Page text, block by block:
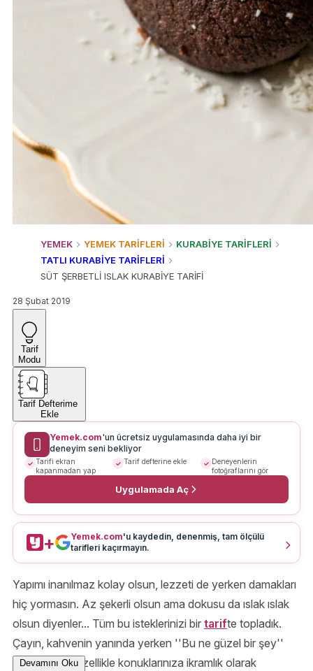
YEMEK YEMEK TARİFLERİ
KURABİYE TARİFLERİ
TATLI KURABİYE TARİFLERİ
SÜT ŞERBETLİ ISLAK KURABİYE TARİFİ
28 Şubat 2019
Tarif
Modu
Tarif Defterime
Ekle
Yemek.com'un ücretsiz uygulamasında daha iyi bir
deneyim seni bekliyor
Tarifi ekran
kapanmadan yap
Tarif defterine ekle
Deneyenlerin
fotoğraflarını gör
Uygulamada Aç
+ Yemek.com'u kaydedin, denenmiş, tam ölçülü
tarifleri kaçırmayın.
Yapımı inanılmaz kolay olsun, lezzeti de yerken damakları
hiç yormasın. Az şekerli olsun ama dokusu da ıslak ıslak
olsun diyenler... Tüm bu isteklerinizi bir tarifte topladık.
Çayın, kahvenin yanında yerken ''Bu ne güzel bir şey''
diyeceğiniz, özellikle konuklarınıza ikramlık olarak
Devamını Oku